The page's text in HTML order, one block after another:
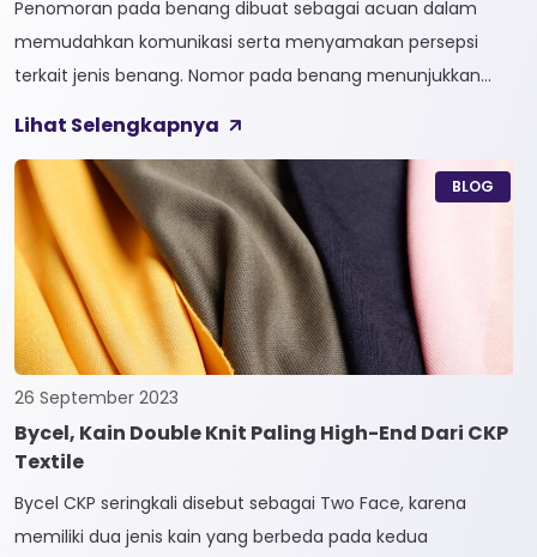
Penomoran pada benang dibuat sebagai acuan dalam
memudahkan komunikasi serta menyamakan persepsi
terkait jenis benang. Nomor pada benang menunjukkan
penomoran sendiri terbagi menjadi dua, Tidak Langsung dan
Langsung. 1. Penomoran Tidak Langsung Penomoran Tidak
Langsung biasa diaplikasikan pada jenis Natural Fiber, seperti
Rayon dan Cotton. Satuan yang paling […]
Lihat Selengkapnya
BLOG
26 September 2023
Bycel, Kain Double Knit Paling High-End Dari CKP
Textile
Bycel CKP seringkali disebut sebagai Two Face, karena
memiliki dua jenis kain yang berbeda pada kedua